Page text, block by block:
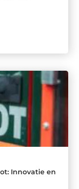
Innovatie en